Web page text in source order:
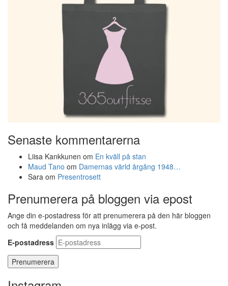
Senaste kommentarerna
Liisa Kankkunen om En kväll på stan
Maud Tano om Damernas värld årgång 1948…
Sara om Presentrosett
Prenumerera på bloggen via epost
Ange din e-postadress för att prenumerera på den här bloggen
och få meddelanden om nya inlägg via e-post.
E-postadress